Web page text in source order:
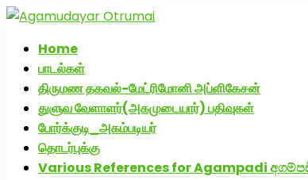
Home
பாடல்கள்
திருமண தகவல்-மேட்ரிமோனி அப்ளிகேசன்
துளுவ வேளாளர்(அகமுடையார்) பதிவுகள்
போர்க்குடி_அகம்படியர்
தொடர்புக்கு
Various References for Agampadi
அகமுடையார் திருமண வரன்களுக்கு